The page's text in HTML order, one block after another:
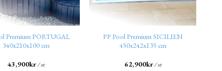
Premium PORTUGAL
340x210x100 cm
43,900kr/ st
PP Pool Premium SICILIEN
450x242x135 cm
62,900kr/ st